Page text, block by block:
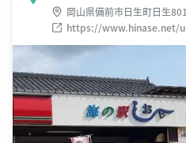
岡山県備前市日生町日生
https://www.hinase.net/